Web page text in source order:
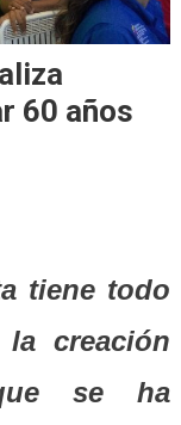
60 años
tiene todo
la creación
se ha